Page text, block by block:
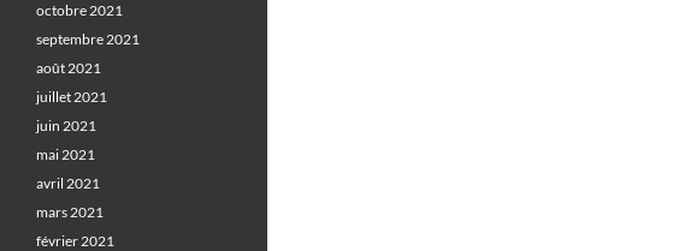
octobre 2021
septembre 2021
août 2021
juillet 2021
juin 2021
mai 2021
avril 2021
mars 2021
février 2021